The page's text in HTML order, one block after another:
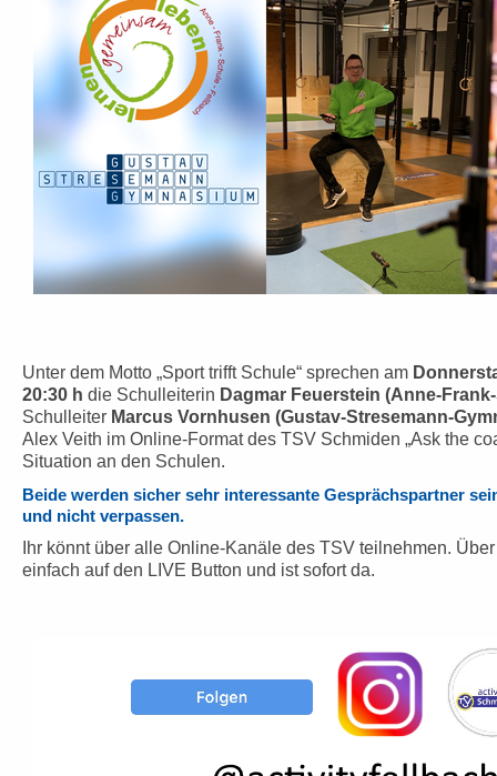
Unter dem Motto „Sport trifft Schule“ sprechen am
20:30 h die Schulleiterin Dagmar Feuerstein (Anne-
Schulleiter Marcus Vornhusen (Gustav-Stresemann-
Alex Veith im Online-Format des TSV Schmiden „Ask the
Situation an den Schulen.
Beide werden sicher sehr interessante Gesprächspartner
und nicht verpassen.
Ihr könnt über alle Online-Kanäle des TSV teilnehmen.
einfach auf den LIVE Button und ist sofort da.